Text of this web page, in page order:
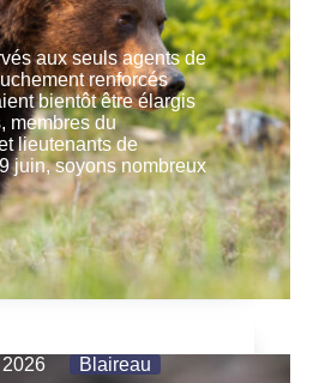
aux seuls agents de
renforcés
bientôt être élargis
membres du
lieutenants de
juin, soyons nombreux
Blaireau